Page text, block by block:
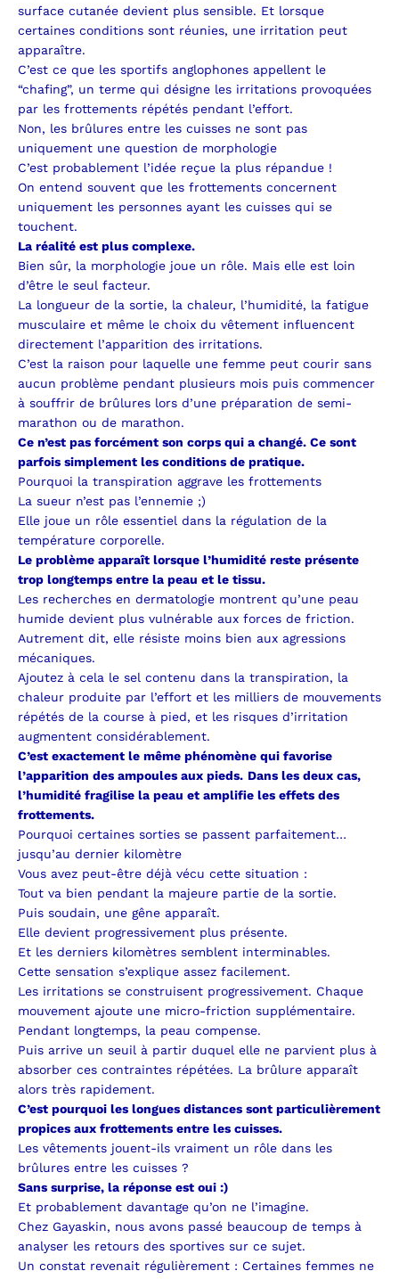
surface cutanée devient plus sensible. Et lorsque
certaines conditions sont réunies, une irritation peut
apparaître.
C’est ce que les sportifs anglophones appellent le
“chafing”, un terme qui désigne les irritations provoquées
par les frottements répétés pendant l’effort.
Non, les brûlures entre les cuisses ne sont pas
uniquement une question de morphologie
C’est probablement l’idée reçue la plus répandue !
On entend souvent que les frottements concernent
uniquement les personnes ayant les cuisses qui se
touchent.
La réalité est plus complexe.
Bien sûr, la morphologie joue un rôle. Mais elle est loin
d’être le seul facteur.
La longueur de la sortie, la chaleur, l’humidité, la fatigue
musculaire et même le choix du vêtement influencent
directement l’apparition des irritations.
C’est la raison pour laquelle une femme peut courir sans
aucun problème pendant plusieurs mois puis commencer
à souffrir de brûlures lors d’une préparation de semi-
marathon ou de marathon.
Ce n’est pas forcément son corps qui a changé. Ce sont
parfois simplement les conditions de pratique.
Pourquoi la transpiration aggrave les frottements
La sueur n’est pas l’ennemie ;)
Elle joue un rôle essentiel dans la régulation de la
température corporelle.
Le problème apparaît lorsque l’humidité reste présente
trop longtemps entre la peau et le tissu.
Les recherches en dermatologie montrent qu’une peau
humide devient plus vulnérable aux forces de friction.
Autrement dit, elle résiste moins bien aux agressions
mécaniques.
Ajoutez à cela le sel contenu dans la transpiration, la
chaleur produite par l’effort et les milliers de mouvements
répétés de la course à pied, et les risques d’irritation
augmentent considérablement.
C’est exactement le même phénomène qui favorise
l’apparition des ampoules aux pieds. Dans les deux cas,
l’humidité fragilise la peau et amplifie les effets des
frottements.
Pourquoi certaines sorties se passent parfaitement…
jusqu’au dernier kilomètre
Vous avez peut-être déjà vécu cette situation :
Tout va bien pendant la majeure partie de la sortie.
Puis soudain, une gêne apparaît.
Elle devient progressivement plus présente.
Et les derniers kilomètres semblent interminables.
Cette sensation s’explique assez facilement.
Les irritations se construisent progressivement. Chaque
mouvement ajoute une micro-friction supplémentaire.
Pendant longtemps, la peau compense.
Puis arrive un seuil à partir duquel elle ne parvient plus à
absorber ces contraintes répétées. La brûlure apparaît
alors très rapidement.
C’est pourquoi les longues distances sont particulièrement
propices aux frottements entre les cuisses.
Les vêtements jouent-ils vraiment un rôle dans les
brûlures entre les cuisses ?
Sans surprise, la réponse est oui :)
Et probablement davantage qu’on ne l’imagine.
Chez Gayaskin, nous avons passé beaucoup de temps à
analyser les retours des sportives sur ce sujet.
Un constat revenait régulièrement : Certaines femmes ne